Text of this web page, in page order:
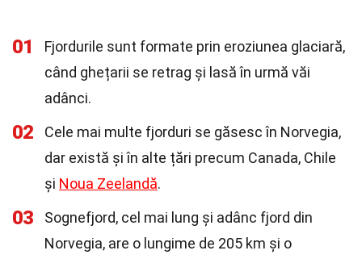
01
Fjordurile sunt formate prin eroziunea glaciară,
când ghețarii se retrag și lasă în urmă văi
adânci.
02
Cele mai multe fjorduri se găsesc în Norvegia,
dar există și în alte țări precum Canada, Chile
și Noua Zeelandă.
03
Sognefjord, cel mai lung și adânc fjord din
Norvegia, are o lungime de 205 km și o